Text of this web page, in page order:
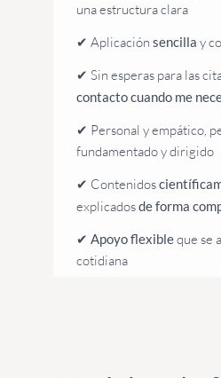
una estructura clara
✔ Aplicaciónsencilla y
✔ Sin esperas para las
contacto cuando me
✔ Personal y empático,
fundamentado y dirigido
✔ Contenidos
explicadosde forma
✔ Apoyo flexibleque se
cotidiana